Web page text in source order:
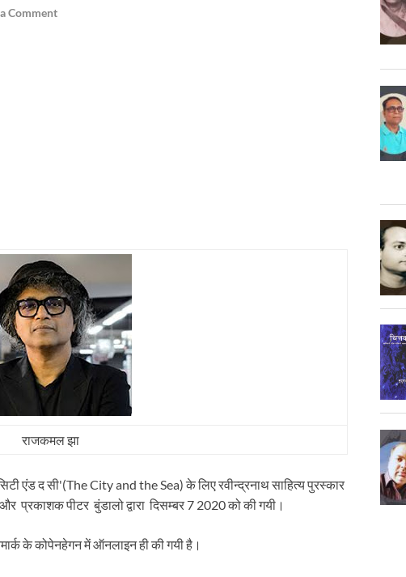
Comment
राजकमल झा
एंड द सी'(The City and the Sea) के लिए रवीन्द्रनाथ साहित्य पुरस्कार
प्रकाशक पीटर बुंडालो द्वारा दिसम्बर 7 2020 को की गयी।
के कोपेनहेगन में ऑनलाइन ही की गयी है।